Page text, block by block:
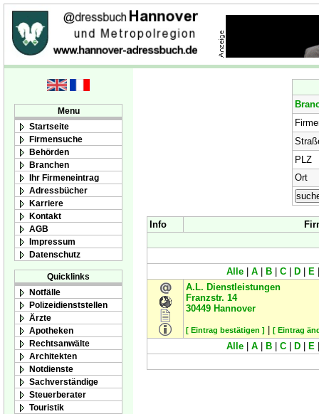
Menu
Startseite
Firmensuche
Behörden
Branchen
Ihr Firmeneintrag
Adressbücher
Karriere
Kontakt
AGB
Impressum
Datenschutz
Quicklinks
Notfälle
Polizeidienststellen
Ärzte
Apotheken
Rechtsanwälte
Architekten
Notdienste
Sachverständige
Steuerberater
Touristik
PLZ
Ort
Info
Alle A B C D E
A.L. Dienstleistungen
Franzstr. 14
30449 Hannover
[ Eintrag bestätigen ] [ Eintrag
Alle A B C D E